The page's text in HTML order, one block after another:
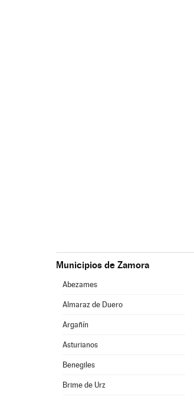
Municipios de Zamora
Abezames
Almaraz de Duero
Argañín
Asturianos
Benegiles
Brime de Urz